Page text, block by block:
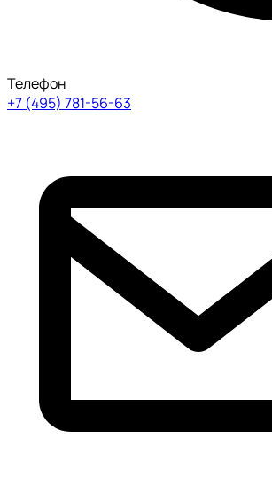
Телефон
+7 (495) 781-56-63